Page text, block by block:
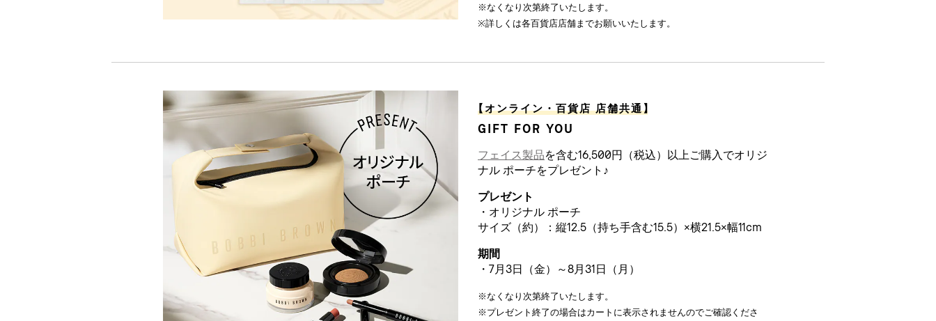
※なくなり次第終了いたします。
※詳しくは各百貨店店舗までお願いいたします。
【 オンライン・百貨店 店舗共通 】
GIFT FOR YOU
フェイス製品を含む16,500円（税込）以上ご購入でオリジ
ナル ポーチをプレゼント♪
プレゼント
・オリジナル ポーチ
サイズ（約）：縦12.5（持ち手含む15.5）×横21.5×幅11cm
期間
・7月3日（金）～8月31日（月）
※なくなり次第終了いたします。
※プレゼント終了の場合はカートに表示されませんのでご確認くださ